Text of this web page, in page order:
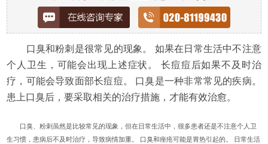
口臭和粉刺是很常见的现象。 如果在日常生活中不注意
个人卫生，可能会出现上述症状。 长痘痘后如果不及时治
疗，可能会导致面部长痘痘。 口臭是一种非常常见的疾病。
患上口臭后，要采取相关的治疗措施，才能有效治愈。
口臭、粉刺虽然是比较常见的现象，但在日常生活中，很多患者还是不注意个人卫
生习惯，患病后不及时治疗，导致病情加重。 口臭和痤疮可能是胃热引起的。 日常生活